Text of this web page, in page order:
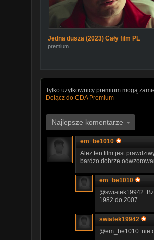
Jedna dusza (2023) Cały film PL
premium
Tylko użytkownicy premium mogą
Dołącz do CDA Premium
Najlepsze komentarze
em_be1010
Ależ ten film jest
bardzo dobrze
em_be1010
@swiatek19942:
1982 do 2007.
swiatek19942
@em_be1010: nie